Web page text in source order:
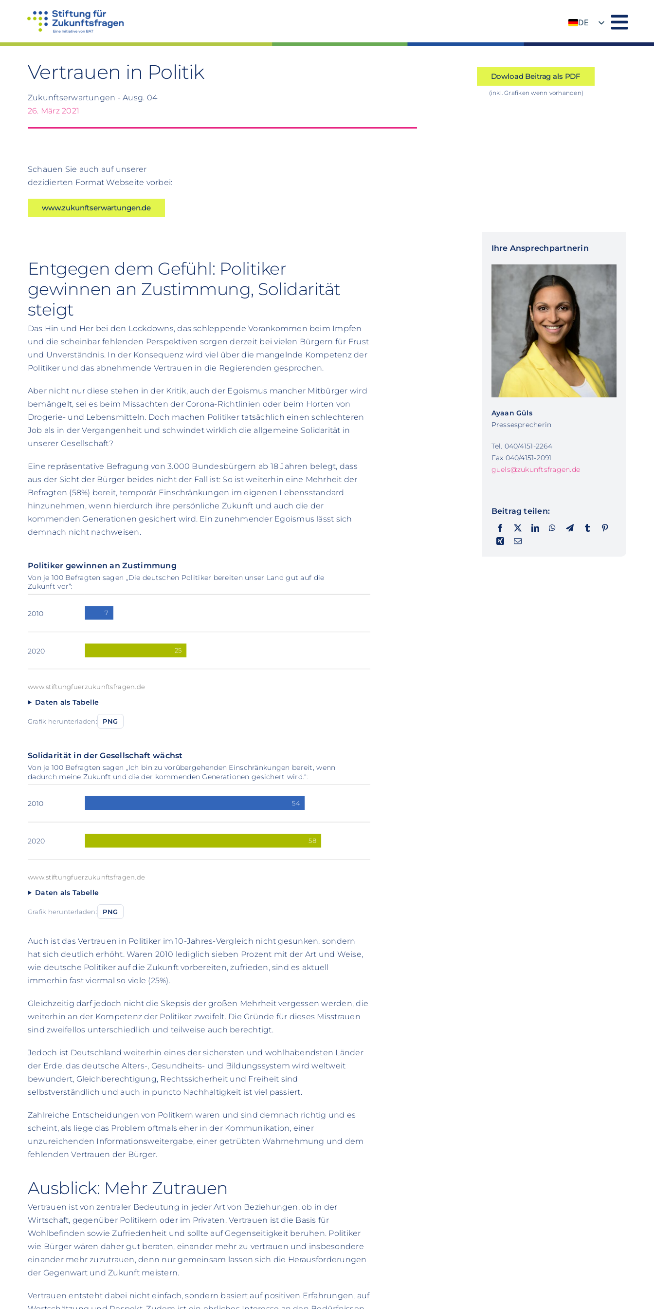
DE
Vertrauen in Politik
Zukunftserwartungen - Ausg. 04
26. März 2021
Dowload Beitrag als PDF
(inkl. Grafiken wenn vorhanden)
Schauen Sie auch auf unserer
dezidierten Format Webseite vorbei:
www.zukunftserwartungen.de
Entgegen dem Gefühl: Politiker
gewinnen an Zustimmung, Solidarität
steigt
Das Hin und Her bei den Lockdowns, das schleppende Vorankommen beim Impfen
und die scheinbar fehlenden Perspektiven sorgen derzeit bei vielen Bürgern für Frust
und Unverständnis. In der Konsequenz wird viel über die mangelnde Kompetenz der
Politiker und das abnehmende Vertrauen in die Regierenden gesprochen.
Aber nicht nur diese stehen in der Kritik, auch der Egoismus mancher Mitbürger wird
bemängelt, sei es beim Missachten der Corona-Richtlinien oder beim Horten von
Drogerie- und Lebensmitteln. Doch machen Politiker tatsächlich einen schlechteren
Job als in der Vergangenheit und schwindet wirklich die allgemeine Solidarität in
unserer Gesellschaft?
Eine repräsentative Befragung von 3.000 Bundesbürgern ab 18 Jahren belegt, dass
aus der Sicht der Bürger beides nicht der Fall ist: So ist weiterhin eine Mehrheit der
Befragten (58%) bereit, temporär Einschränkungen im eigenen Lebensstandard
hinzunehmen, wenn hierdurch ihre persönliche Zukunft und auch die der
kommenden Generationen gesichert wird. Ein zunehmender Egoismus lässt sich
demnach nicht nachweisen.
Politiker gewinnen an Zustimmung
Von je 100 Befragten sagen „Die deutschen Politiker bereiten unser Land gut auf die
Zukunft vor“:
7
25
2010
2020
www.stiftungfuerzukunftsfragen.de
Daten als Tabelle
Grafik herunterladen: PNG
Solidarität in der Gesellschaft wächst
Von je 100 Befragten sagen „Ich bin zu vorübergehenden Einschränkungen bereit, wenn
dadurch meine Zukunft und die der kommenden Generationen gesichert wird.“:
54
58
2010
2020
www.stiftungfuerzukunftsfragen.de
Daten als Tabelle
Grafik herunterladen: PNG
Auch ist das Vertrauen in Politiker im 10-Jahres-Vergleich nicht gesunken, sondern
hat sich deutlich erhöht. Waren 2010 lediglich sieben Prozent mit der Art und Weise,
wie deutsche Politiker auf die Zukunft vorbereiten, zufrieden, sind es aktuell
immerhin fast viermal so viele (25%).
Gleichzeitig darf jedoch nicht die Skepsis der großen Mehrheit vergessen werden, die
weiterhin an der Kompetenz der Politiker zweifelt. Die Gründe für dieses Misstrauen
sind zweifellos unterschiedlich und teilweise auch berechtigt.
Jedoch ist Deutschland weiterhin eines der sichersten und wohlhabendsten Länder
der Erde, das deutsche Alters-, Gesundheits- und Bildungssystem wird weltweit
bewundert, Gleichberechtigung, Rechtssicherheit und Freiheit sind
selbstverständlich und auch in puncto Nachhaltigkeit ist viel passiert.
Zahlreiche Entscheidungen von Politkern waren und sind demnach richtig und es
scheint, als liege das Problem oftmals eher in der Kommunikation, einer
unzureichenden Informationsweitergabe, einer getrübten Wahrnehmung und dem
fehlenden Vertrauen der Bürger.
Ausblick: Mehr Zutrauen
Vertrauen ist von zentraler Bedeutung in jeder Art von Beziehungen, ob in der
Wirtschaft, gegenüber Politikern oder im Privaten. Vertrauen ist die Basis für
Wohlbefinden sowie Zufriedenheit und sollte auf Gegenseitigkeit beruhen. Politiker
wie Bürger wären daher gut beraten, einander mehr zu vertrauen und insbesondere
einander mehr zuzutrauen, denn nur gemeinsam lassen sich die Herausforderungen
der Gegenwart und Zukunft meistern.
Vertrauen entsteht dabei nicht einfach, sondern basiert auf positiven Erfahrungen, auf
Ihre Ansprechpartnerin
Ayaan Güls
Pressesprecherin
Tel. 040/4151-2264
Fax 040/4151-2091
guels@zukunftsfragen.de
Beitrag teilen: